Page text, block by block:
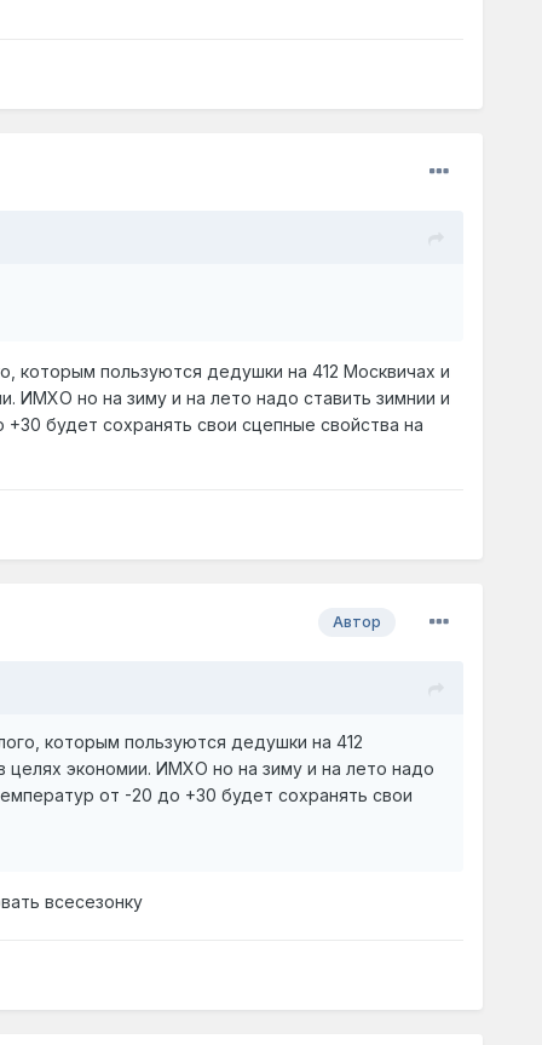
которым пользуются дедушки на 412 Москвичах и
ИМХО но на зиму и на лето надо ставить зимнии и
будет сохранять свои сцепные свойства на
Автор
которым пользуются дедушки на 412
целях экономии. ИМХО но на зиму и на лето надо
от -20 до +30 будет сохранять свои
всесезонку